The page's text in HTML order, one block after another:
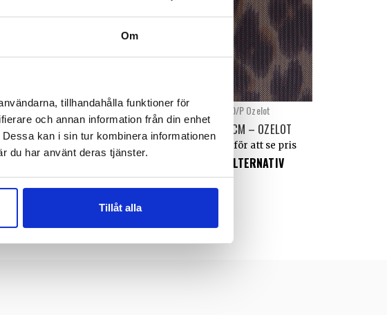
Om
tillhandahålla funktioner för
och annan information från din enhet
kan i sin tur kombinera informationen
du har använt deras tjänster.
Tillåt alla
C300/P Gepard
CRIN 15 CM – GEPARD
VÄLJ ALTERNATIV
C300/P Ozelot
CRIN 15 CM – OZELOT
Logga in för att se pris
VÄLJ ALTERNATIV